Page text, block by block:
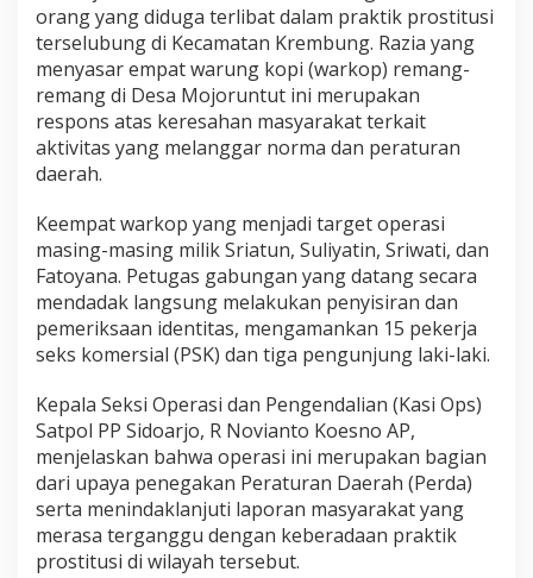
a
r
j
o
B
e
a
a
s
r
o
s
t
u
s
i
T
e
r
s
e
orang yang diduga terlibat dalam praktik prostitusi
terselubung di Kecamatan Krembung. Razia yang
menyasar empat warung kopi (warkop) remang-
remang di Desa Mojoruntut ini merupakan
respons atas keresahan masyarakat terkait
aktivitas yang melanggar norma dan peraturan
daerah.
Keempat warkop yang menjadi target operasi
masing-masing milik Sriatun, Suliyatin, Sriwati, dan
Fatoyana. Petugas gabungan yang datang secara
mendadak langsung melakukan penyisiran dan
pemeriksaan identitas, mengamankan 15 pekerja
seks komersial (PSK) dan tiga pengunjung laki-laki.
Kepala Seksi Operasi dan Pengendalian (Kasi Ops)
Satpol PP Sidoarjo, R Novianto Koesno AP,
menjelaskan bahwa operasi ini merupakan bagian
dari upaya penegakan Peraturan Daerah (Perda)
serta menindaklanjuti laporan masyarakat yang
merasa terganggu dengan keberadaan praktik
prostitusi di wilayah tersebut.